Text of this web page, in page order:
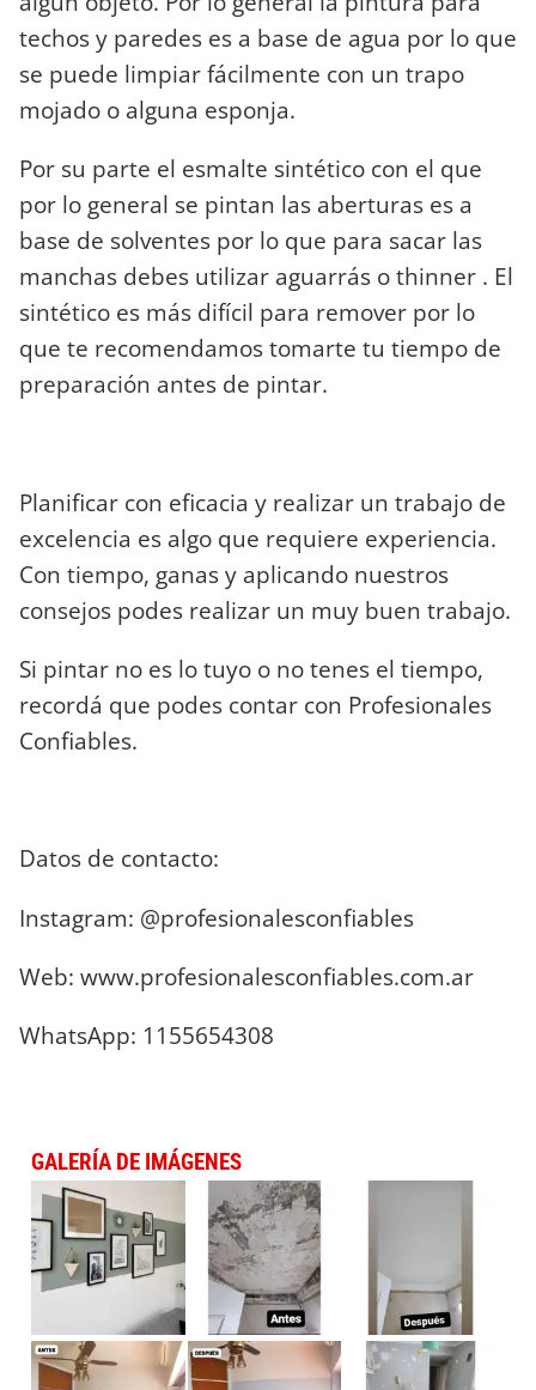
techos y paredes es a base de agua por lo que
se puede limpiar fácilmente con un trapo
mojado o alguna esponja.
Por su parte el esmalte sintético con el que
por lo general se pintan las aberturas es a
base de solventes por lo que para sacar las
manchas debes utilizar aguarrás o thinner . El
sintético es más difícil para remover por lo
que te recomendamos tomarte tu tiempo de
preparación antes de pintar.
Planificar con eficacia y realizar un trabajo de
excelencia es algo que requiere experiencia.
Con tiempo, ganas y aplicando nuestros
consejos podes realizar un muy buen trabajo.
Si pintar no es lo tuyo o no tenes el tiempo,
recordá que podes contar con Profesionales
Confiables.
Datos de contacto:
Instagram: @profesionalesconfiables
Web: www.profesionalesconfiables.com.ar
WhatsApp: 1155654308
GALERÍA DE IMÁGENES